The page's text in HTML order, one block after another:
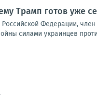
Трамп готов уже
Федерации,
силами украинцев